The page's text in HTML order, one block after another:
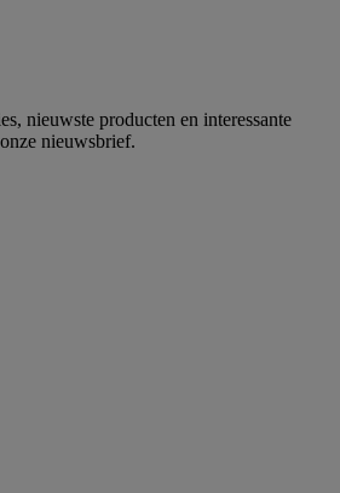
nieuwste producten en interessante
nieuwsbrief.